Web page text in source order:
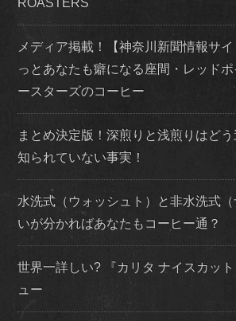
メディア掲載！【神奈川新聞情報サ
っとあなたも癖になる座間・レッド
ースターズのコーヒー
まとめ決定版！深煎りと浅煎りはど
知られていない事実！
水洗式（ウォッシュト）と非水洗式
いが分かればあなたもコーヒー通？
世界一詳しい? 『カリタ ナイスカッ
ュー